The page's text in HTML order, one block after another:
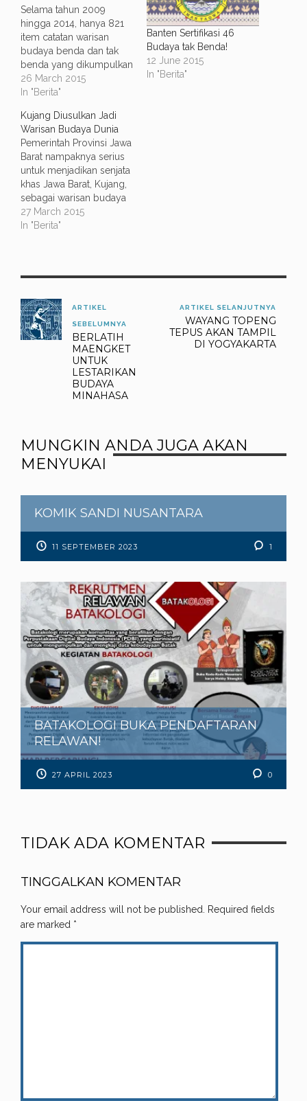
Selama tahun 2009
hingga 2014, hanya 821
item catatan warisan
budaya benda dan tak
benda yang dikumpulkan
oleh Balai Pelestarian
Nilai Budaya Bandung.
hanya 236 yang akan
mendapatkan sertifikasi
warisan budaya dari
Kementrian Pendidikan
dan Kebudayaan.
Pencatatan warisan
budaya di Jawa Barat ini
dinilai sangat lambat.…
26 March 2015
In "Berita"
Banten Sertifikasi 46
Budaya tak Benda!
12 June 2015
In "Berita"
Kujang Diusulkan Jadi
Warisan Budaya Dunia
Pemerintah Provinsi Jawa
Barat nampaknya serius
untuk menjadikan senjata
khas Jawa Barat, Kujang,
sebagai warisan budaya
dunia tak benda
UNESCO. Usulan itu kini
(Kemendikbud). Selain
juga mengusulkan Seni
Topeng, Pencak Silat,
Angklung dan Sisingaan
kepada UNESCO untuk
ditetapkan sebagai
warisan budaya dunia.…
27 March 2015
In "Berita"
ARTIKEL
SEBELUMNYA
BERLATIH
MAENGKET
UNTUK
LESTARIKAN
BUDAYA
MINAHASA
ARTIKEL SELANJUTNYA
WAYANG TOPENG
TEPUS AKAN TAMPIL
DI YOGYAKARTA
MUNGKIN ANDA JUGA AKAN
MENYUKAI
KOMIK SANDI NUSANTARA
11 SEPTEMBER 2023 1
BATAKOLOGI BUKA PENDAFTARAN
RELAWAN!
27 APRIL 2023 0
TIDAK ADA KOMENTAR
TINGGALKAN KOMENTAR
Your email address will not be published.
Required fields
are marked *